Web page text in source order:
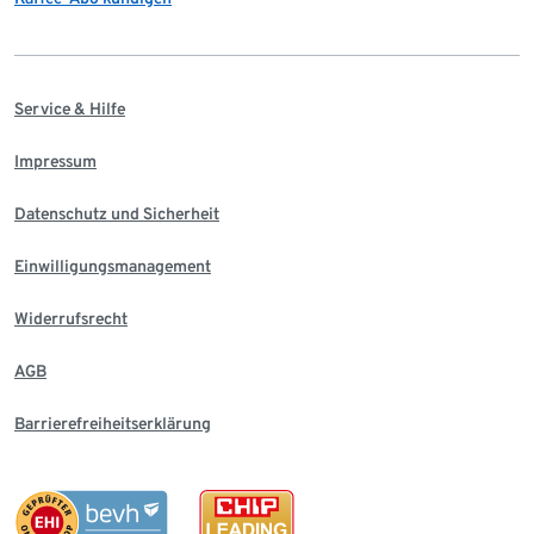
Service & Hilfe
Impressum
Datenschutz und Sicherheit
Einwilligungsmanagement
Widerrufsrecht
AGB
Barrierefreiheitserklärung